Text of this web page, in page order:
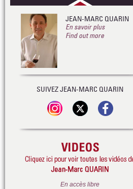
JEAN-MARC QUARIN
En savoir plus
Find out more
SUIVEZ JEAN-MARC QUARIN
En accès libre